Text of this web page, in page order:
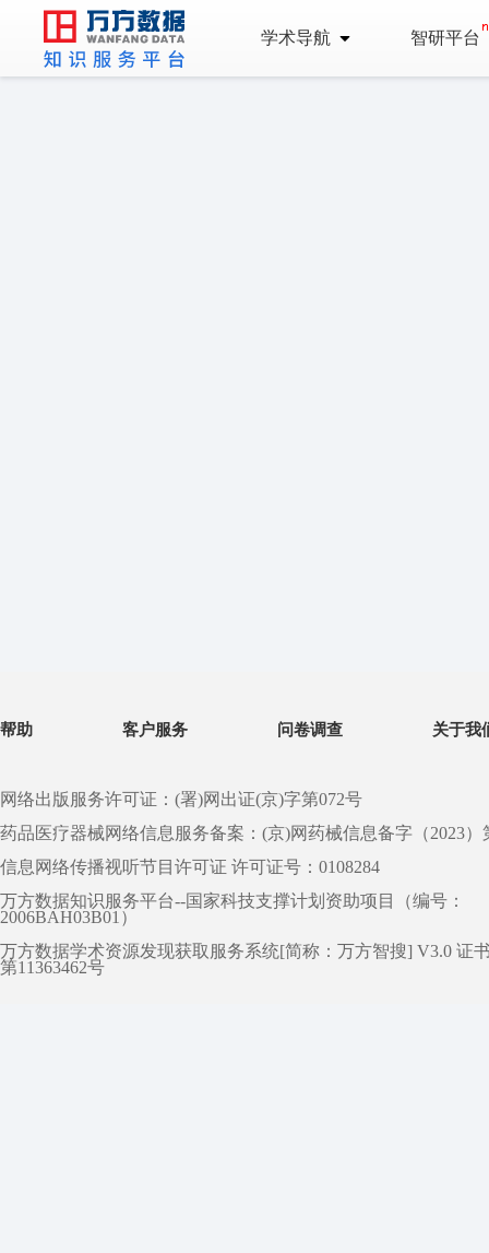
学术导航 智研平台
帮助 客户服务 问卷调查 关于我
网络出版服务许可证：(署)网出证(京)字第072号
药品医疗器械网络信息服务备案：(京)网药械信息备字（2023）
信息网络传播视听节目许可证 许可证号：0108284
万方数据知识服务平台--国家科技支撑计划资助项目（编号：
2006BAH03B01）
万方数据学术资源发现获取服务系统[简称：万方智搜] V3.0 证
第11363462号